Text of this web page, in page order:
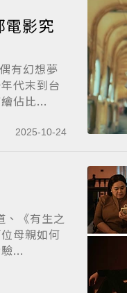
電影究
有幻想夢
代末到台
佔比...
2025-10-24
《有生之
母親如何
...